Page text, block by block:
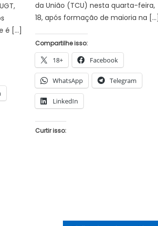
é […]
da União (TCU) nesta quarta-feira,
18, após formação de maioria na
Compartilhe isso:
18+ Facebook
WhatsApp Telegram
LinkedIn
Curtir isso: